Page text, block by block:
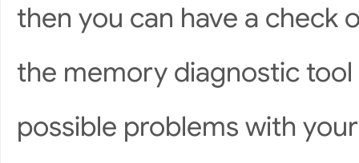
then you can have a
the memory diagnostic
possible problems with